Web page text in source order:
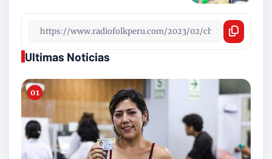
Ultimas Noticias